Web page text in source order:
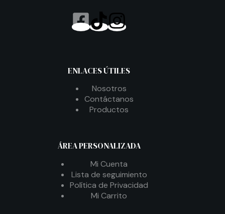
ENLACES ÚTILES
Nosotros
Contáctanos
Productos
ÁREA PERSONALIZADA
Mi Cuenta
Lista de seguimiento
Política de Privacidad
Mi Carrito